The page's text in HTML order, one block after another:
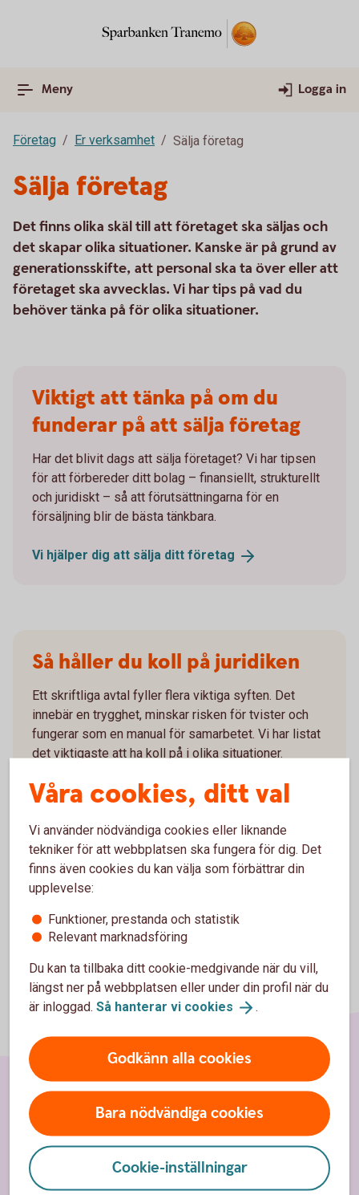
Meny Logga in
Företag Er verksamhet Sälja företag
Sälja företag
Det finns olika skäl till att företaget ska säljas och
det skapar olika situationer. Kanske är på grund av
generationsskifte, att personal ska ta över eller att
företaget ska avvecklas. Vi har tips på vad du
behöver tänka på för olika situationer.
Viktigt att tänka på om du
funderar på att sälja företag
Har det blivit dags att sälja företaget? Vi har tipsen
för att förbereder ditt bolag – finansiellt, strukturellt
och juridiskt – så att förutsättningarna för en
försäljning blir de bästa tänkbara.
Vi hjälper dig att sälja ditt företag
Så håller du koll på juridiken
Ett skriftliga avtal fyller flera viktiga syften. Det
innebär en trygghet, minskar risken för tvister och
fungerar som en manual för samarbetet. Vi har listat
det viktigaste att ha koll på i olika situationer.
Håll koll påjuridiken
Våra cookies, ditt val
Vi använder nödvändiga cookies eller liknande
tekniker för att webbplatsen ska fungera för dig. Det
finns även cookies du kan välja som förbättrar din
upplevelse:
Funktioner, prestanda och statistik
Relevant marknadsföring
Du kan ta tillbaka ditt cookie-medgivande när du vill,
längst ner på webbplatsen eller under din profil när du
är inloggad. Så hanterar vi cookies .
Godkänn alla cookies
Bara nödvändiga cookies
Cookie-inställningar
Sidfot
Hitta snabbt
Kontakta oss
Spärrhjälp